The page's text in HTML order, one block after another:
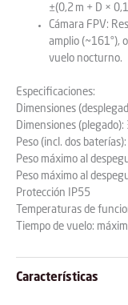
±(0,2 m + D ×
Cámara FPV:
amplio (~161°),
vuelo nocturno.
Especificaciones:
Dimensiones
Dimensiones
Peso (incl. dos
Peso máximo al
Peso máximo al
Protección IP55
Temperaturas de
Tiempo de vuelo:
Características